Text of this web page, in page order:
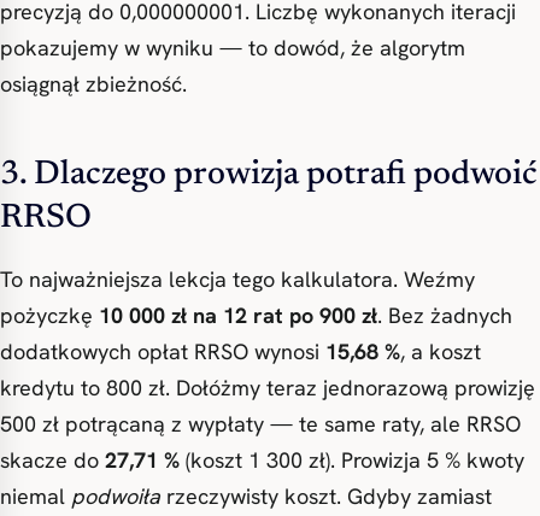
precyzją do 0,000000001. Liczbę wykonanych iteracji
pokazujemy w wyniku — to dowód, że algorytm
osiągnął zbieżność.
3. Dlaczego prowizja potrafi podwoić
RRSO
To najważniejsza lekcja tego kalkulatora. Weźmy
pożyczkę 10 000 zł na 12 rat po 900 zł. Bez żadnych
dodatkowych opłat RRSO wynosi 15,68 %, a koszt
kredytu to 800 zł. Dołóżmy teraz jednorazową prowizję
500 zł potrącaną z wypłaty — te same raty, ale RRSO
skacze do 27,71 % (koszt 1 300 zł). Prowizja 5 % kwoty
niemal podwoiła rzeczywisty koszt. Gdyby zamiast